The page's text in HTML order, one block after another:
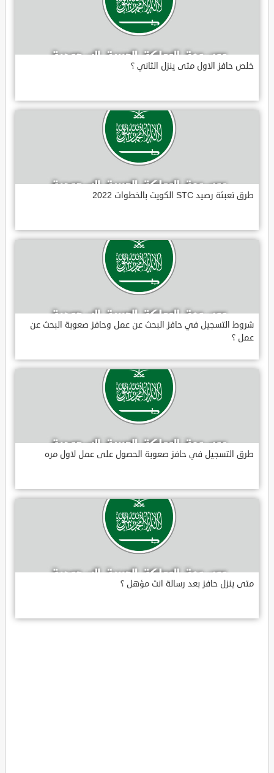
خلص حافز الاول متى ينزل الثاني ؟
طرق تعبئة رصيد STC الكويت بالخطوات 2022
شروط التسجيل في حافز البحث عن عمل وحافز صعوبة البحث عن
عمل ؟
طرق التسجيل في حافز صعوبة الحصول على عمل لاول مره
متى ينزل حافز بعد رسالة انت مؤهل ؟